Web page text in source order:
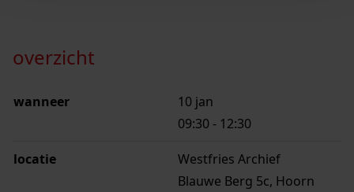
overzicht
wanneer
10 jan
09:30 - 12:30
locatie
Westfries Archief
Blauwe Berg 5c, Hoorn